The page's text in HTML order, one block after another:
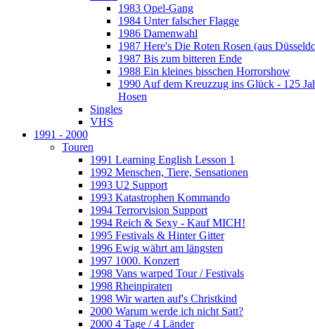
1983 Opel-Gang
1984 Unter falscher Flagge
1986 Damenwahl
1987 Here's Die Roten Rosen (aus
1987 Bis zum bitteren Ende
1988 Ein kleines bisschen Horrorshow
1990 Auf dem Kreuzzug ins Glück - 125
Hosen
Singles
VHS
1991 - 2000
Touren
1991 Learning English Lesson 1
1992 Menschen, Tiere, Sensationen
1993 U2 Support
1993 Katastrophen Kommando
1994 Terrorvision Support
1994 Reich & Sexy - Kauf MICH!
1995 Festivals & Hinter Gitter
1996 Ewig währt am längsten
1997 1000. Konzert
1998 Vans warped Tour / Festivals
1998 Rheinpiraten
1998 Wir warten auf's Christkind
2000 Warum werde ich nicht Satt?
2000 4 Tage / 4 Länder